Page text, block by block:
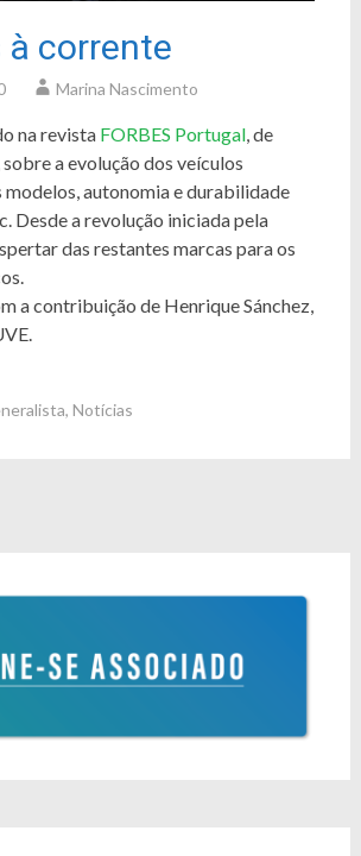
à corrente
Marina Nascimento
na revista FORBES Portugal, de
a evolução dos veículos
modelos, autonomia e durabilidade
Desde a revolução iniciada pela
das restantes marcas para os
a contribuição de Henrique Sánchez,
, Notícias